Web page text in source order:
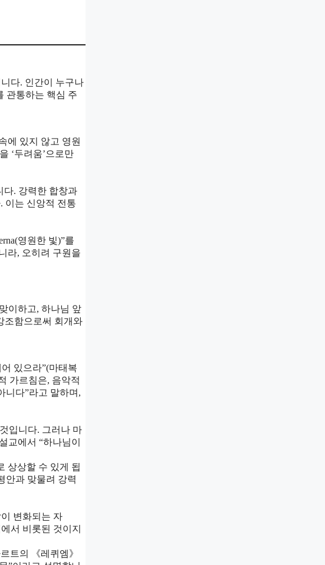
니다. 인간이 누구나
관통하는 핵심 주
에 있지 않고 영원
‘두려움’으로만
다. 강력한 합창과
이는 신앙적 전통
영원한 빛)”를
라, 오히려 구원을
이하고, 하나님 앞
조함으로써 회개와
있으라”(마태복
가르침은, 음악적
니다”라고 말하며,
입니다. 그러나 마
교에서 “하나님이
상상할 수 있게 됩
안과 맞물려 강력
변화되는 자
서 비롯된 것이지
트의 《레퀴엠》